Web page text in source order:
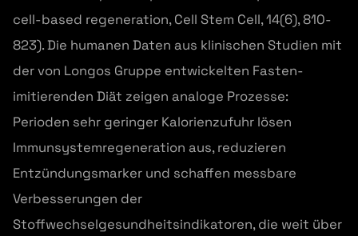
cell-based regeneration, Cell Stem Cell, 14(6), 810-
823). Die humanen Daten aus klinischen Studien mit
der von Longos Gruppe entwickelten Fasten-
imitierenden Diät zeigen analoge Prozesse:
Perioden sehr geringer Kalorienzufuhr lösen
Immunsystemregeneration aus, reduzieren
Entzündungsmarker und schaffen messbare
Verbesserungen der
Stoffwechselgesundheitsindikatoren, die weit über